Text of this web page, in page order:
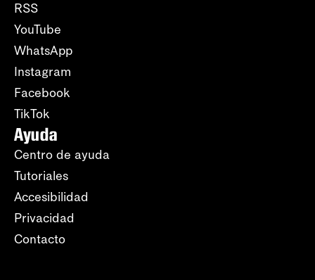
RSS
YouTube
WhatsApp
Instagram
Facebook
TikTok
Ayuda
Centro de ayuda
Tutoriales
Accesibilidad
Privacidad
Contacto